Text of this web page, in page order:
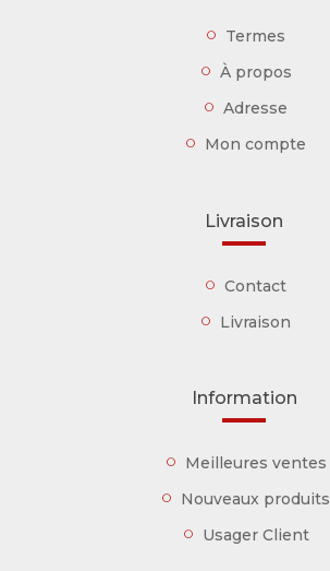
Termes
À propos
Adresse
Mon compte
Livraison
Contact
Livraison
Information
Meilleures ventes
Nouveaux produits
Usager Client